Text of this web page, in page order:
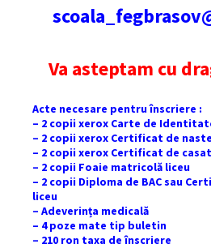
Va asteptam cu
Acte necesare pentru înscriere :
– 2 copii xerox Carte de
– 2 copii xerox Certificat de
– 2 copii xerox Certificat de
– 2 copii Foaie matricolă liceu
– 2 copii Diploma de BAC sau
liceu
– Adeverința medicală
– 4 poze mate tip buletin
– 210 ron taxa de înscriere